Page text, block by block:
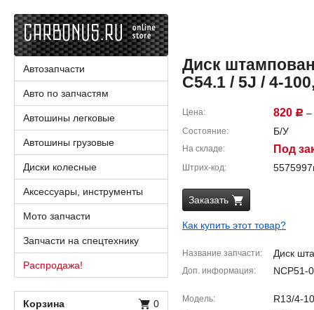
Диск
C54.1 / 5J / 4-
Цена 820 Р –
Состояние Б/У
На складе Под
Штрих-код
Заказать
Как купить этот товар?
Название запчасти Диск
Доп. информация NCP51-
Модель R13/4-
Автозапчасти
Авто по запчастям
Автошины легковые
Автошины грузовые
Диски колесные
Аксессуары, инструменты
Мото запчасти
Запчасти на спецтехнику
Распродажа!
Корзина 0